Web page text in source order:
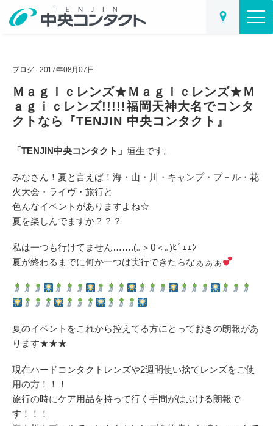
ブログ· 2017年08月07日
Ｍａｇｉｃレンズ★Ｍａｇｉｃレンズ★Ｍ
ａｇｉｃレンズ!!!!!福岡天神大名でコンタ
クトなら『TENJIN 中央コンタクト』
「TENJIN中央コンタクト」 垣生です。
みなさん！夏と言えば！海・山・川・キャンプ・プ－ル・花
火大会・ライヴ・旅行と
色んなイベントがありますよね☆
夏を楽しんでますか？？？
私は一つも行けてません…….(｡＞0＜｡)ﾋﾞｪｪﾝ
夏が終わるまでに何か一つは実行できたらなぁぁぁ
夏のイベントをこれから控えてる方にとっておきの朗報があ
ります★★★
現在ハードコンタクトレンズや2週間使い捨てレンズをご使
用の方！！！
旅行の時にケア用品を持って行く手間がはぶける朗報で
す！！！